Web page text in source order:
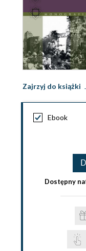
Zajrzyj do książki
Ebook
Dostępny